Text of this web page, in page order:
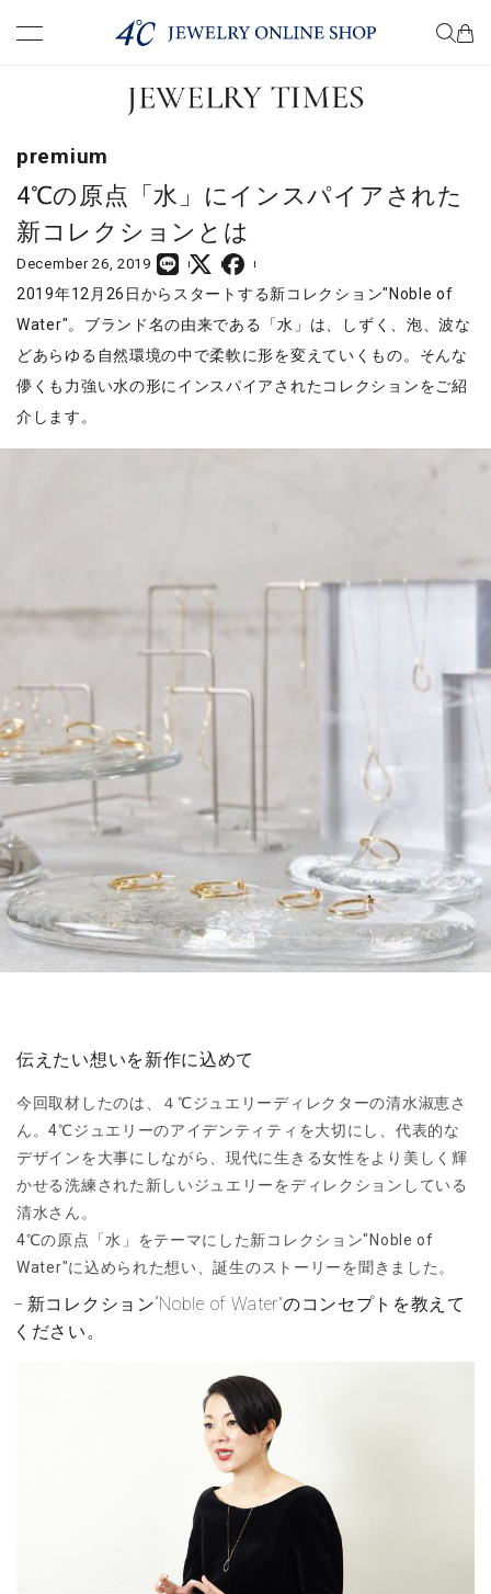
choose
wear
present
column
premium
4℃の原点「水」にインスパイアされた
新コレクションとは
December 26, 2019
2019年12月26日からスタートする新コレクション"Noble of
Water"。ブランド名の由来である「水」は、しずく、泡、波な
どあらゆる自然環境の中で柔軟に形を変えていくもの。そんな
儚くも力強い水の形にインスパイアされたコレクションをご紹
介します。
伝えたい想いを新作に込めて
今回取材したのは、４℃ジュエリーディレクターの清水淑恵さ
ん。4℃ジュエリーのアイデンティティを大切にし、代表的な
デザインを大事にしながら、現代に生きる女性をより美しく輝
かせる洗練された新しいジュエリーをディレクションしている
清水さん。
4℃の原点「水」をテーマにした新コレクション"Noble of
Water"に込められた想い、誕生のストーリーを聞きました。
新コレクション“Noble of Water”のコンセプトを教えて
ください。